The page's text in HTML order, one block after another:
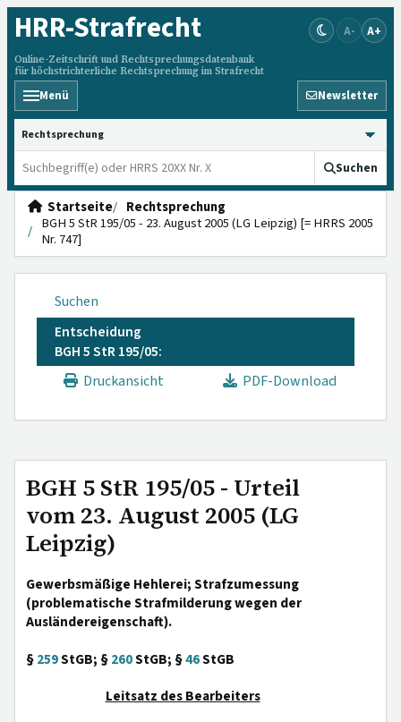
HRR-Strafrecht
Online-Zeitschrift und Rechtsprechungsdatenbank
für höchstrichterliche Rechtsprechung im Strafrecht
A- A+
Menü Newsletter
HRRS durchsuchen
Suchen
Startseite
Rechtsprechung
BGH 5 StR 195/05 - 23. August 2005 (LG Leipzig) [= HRRS 2005
Nr. 747]
Suchen
Entscheidung
BGH 5 StR 195/05:
Druckansicht
PDF-Download
BGH 5 StR 195/05 - Urteil
vom 23. August 2005 (LG
Leipzig)
Gewerbsmäßige Hehlerei; Strafzumessung
(problematische Strafmilderung wegen der
Ausländereigenschaft).
§259StGB; §260StGB; §46StGB
Leitsatz des Bearbeiters